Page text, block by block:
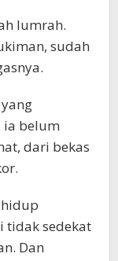
lumrah.
sudah
ia belum
dari bekas
tidak sedekat
Dan